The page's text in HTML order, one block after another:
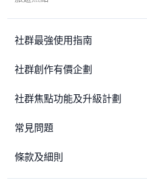
社群最強使用指南
社群創作有價企劃
社群焦點功能及升級計劃
常見問題
條款及細則